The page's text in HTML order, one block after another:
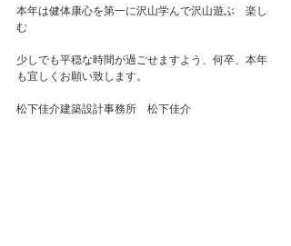
本年は健体康心を第一に沢山学んで沢山遊ぶ　楽し
む
少しでも平穏な時間が過ごせますよう、何卒、本年
も宜しくお願い致します。
松下佳介建築設計事務所　松下佳介